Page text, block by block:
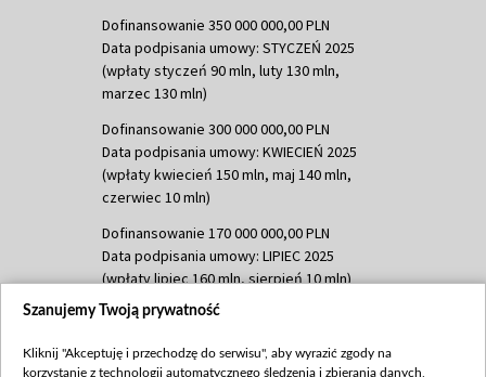
Dofinansowanie 350 000 000,00 PLN
Data podpisania umowy: STYCZEŃ 2025
(wpłaty styczeń 90 mln, luty 130 mln,
marzec 130 mln)
Dofinansowanie 300 000 000,00 PLN
Data podpisania umowy: KWIECIEŃ 2025
(wpłaty kwiecień 150 mln, maj 140 mln,
czerwiec 10 mln)
Dofinansowanie 170 000 000,00 PLN
Data podpisania umowy: LIPIEC 2025
(wpłaty lipiec 160 mln, sierpień 10 mln)
Dofinansowanie 60 000 000,00 PLN
(wpłata wrzesień 60 mln)
Szanujemy Twoją prywatność
Kliknij "Akceptuję i przechodzę do serwisu", aby wyrazić zgody na
korzystanie z technologii automatycznego śledzenia i zbierania danych,